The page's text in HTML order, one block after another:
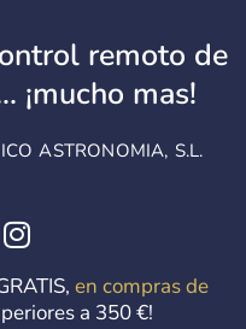
remoto de
¡mucho mas!
ASTRONOMIA, S.L.
en compras de
a 350 €!